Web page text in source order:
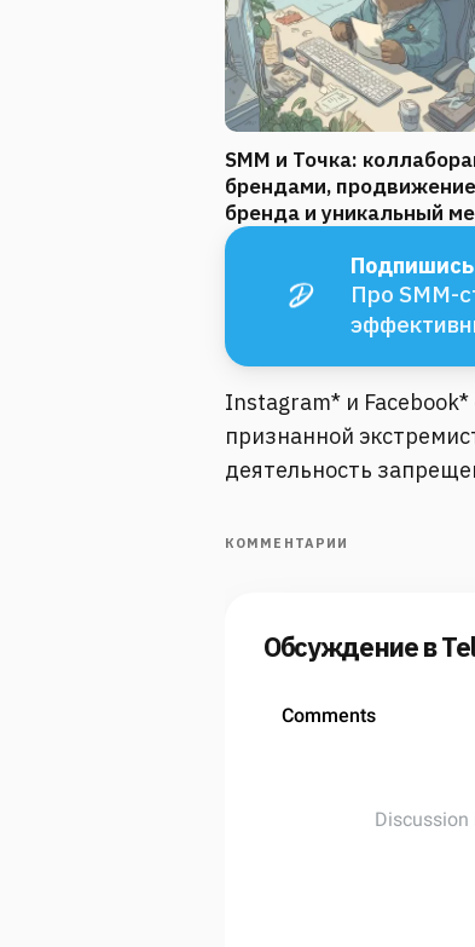
SMM и Точка:
брендами,
бренда и уникальный
Про SMM-
Instagram* и
признанной
деятельность
КОММЕНТАРИИ
Обсуждение в